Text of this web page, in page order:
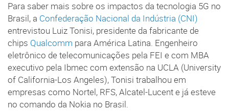
Para saber mais sobre os impactos da tecnologia 5G no
Brasil, a Confederação Nacional da Indústria (CNI)
entrevistou Luiz Tonisi, presidente da fabricante de
chips Qualcomm para América Latina. Engenheiro
eletrônico de telecomunicações pela FEI e com MBA
executivo pela Ibmec com extensão na UCLA (University
of California-Los Angeles), Tonisi trabalhou em
empresas como Nortel, RFS, Alcatel-Lucent e já esteve
no comando da Nokia no Brasil.